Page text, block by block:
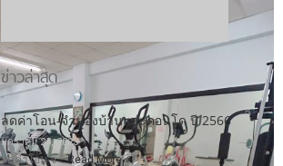
ข่าวล่าสุด
ลดค่าโอน-จำนองบ้านและคอนโด ปี 2566
มกราคม 25, 2023
ลดค่าโอน-จ …Read More »